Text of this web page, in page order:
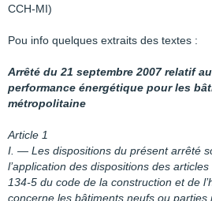
CCH-MI)
Pou info quelques extraits des textes :
Arrêté du 21 septembre 2007 relatif
performance énergétique pour les
métropolitaine
Article 1
I. ― Les dispositions du présent arrêté
l’application des dispositions des
134-5 du code de la construction et de
concerne les bâtiments neufs ou parties